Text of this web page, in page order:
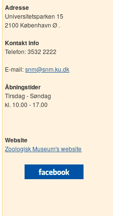
Adresse
Universitetsparken 15
2100 København Ø .
Kontakt info
Telefon: 3532 2222
E-mail:snm@snm.ku.dk
Åbningstider
Tirsdag - Søndag
kl. 10.00 - 17.00
Website
Zoologisk Museum's website